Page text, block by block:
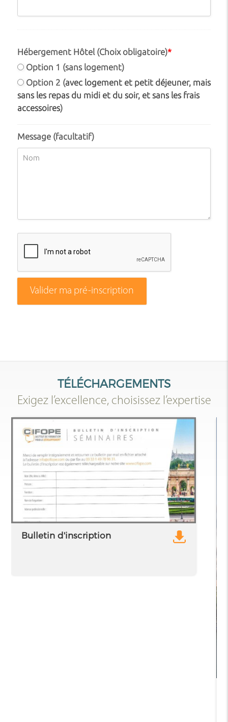
Hébergement Hôtel (Choix obligatoire)*
Option 1 (sans logement)
Option 2 (avec logement et petit déjeuner, mais
sans les repas du midi et du soir, et sans les frais
accessoires)
Message (facultatif)
Valider ma pré-inscription
TÉLÉCHARGEMENTS
Exigez l’excellence, choisissez l’expertise
Bulletin d'inscription